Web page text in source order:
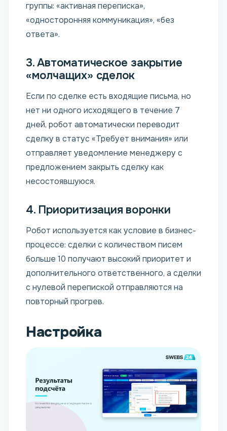
группы: «активная переписка»,
«односторонняя коммуникация», «без
ответа».
3. Автоматическое закрытие
«молчащих» сделок
Если по сделке есть входящие письма, но
нет ни одного исходящего в течение 7
дней, робот автоматически переводит
сделку в статус «Требует внимания» или
отправляет уведомление менеджеру с
предложением закрыть сделку как
несостоявшуюся.
4. Приоритизация воронки
Робот используется как условие в бизнес-
процессе: сделки с количеством писем
больше 10 получают высокий приоритет и
дополнительного ответственного, а сделки
с нулевой перепиской отправляются на
повторный прогрев.
Настройка